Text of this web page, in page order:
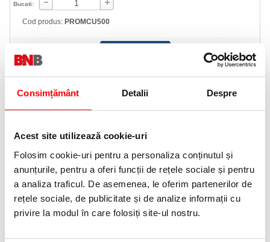
Consimțământ Detalii Despre
Acest site utilizează cookie-uri
Folosim cookie-uri pentru a personaliza conținutul și
anunțurile, pentru a oferi funcții de rețele sociale și pentru
a analiza traficul. De asemenea, le oferim partenerilor de
rețele sociale, de publicitate și de analize informații cu
privire la modul în care folosiți site-ul nostru.
Bucati:
Cod produs: PROMCU500
0372 552 601
Volum: 500 ml.
ProMax este un produs destinat indepartarii depunerilor de
grasimi de pe cuptoare si aragaze.
PRODUSE SIMILARE